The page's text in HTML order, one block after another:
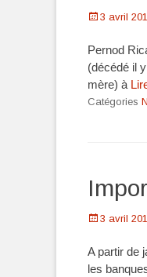
Posté
3 avril
Pernod
(décédé il
mère) à
Catégories
Posté
3 avril
A partir de
les